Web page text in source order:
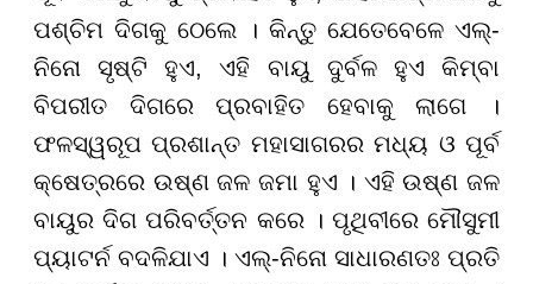
ପଶ୍ଚିମ ଦିଗକୁ ଠେଲେ । କିନ୍ତୁ ଯେତେବେଳେ ଏଲ୍-
ନିନୋ ସୃଷ୍ଟି ହୁଏ, ଏହି ବାୟୁ ଦୁର୍ବଳ ହୁଏ କିମ୍ବା
ବିପରୀତ ଦିଗରେ ପ୍ରବାହିତ ହେବାକୁ ଲାଗେ ।
ଫଳସ୍ୱରୂପ ପ୍ରଶାନ୍ତ ମହାସାଗରର ମଧ୍ୟ ଓ ପୂର୍ବ
କ୍ଷେତ୍ରରେ ଉଷ୍ଣ ଜଳ ଜମା ହୁଏ । ଏହି ଉଷ୍ଣ ଜଳ
ବାୟୁର ଦିଗ ପରିବର୍ତ୍ତନ କରେ । ପୃଥିବୀରେ ମୌସୁମୀ
ପ୍ୟାଟର୍ନ ବଦଳିଯାଏ । ଏଲ୍-ନିନୋ ସାଧାରଣତଃ ପ୍ରତି